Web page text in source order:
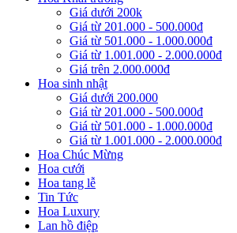
Giá dưới 200k
Giá từ 201.000 - 500.000đ
Giá từ 501.000 - 1.000.000đ
Giá từ 1.001.000 - 2.000.000đ
Giá trên 2.000.000đ
Hoa sinh nhật
Giá dưới 200.000
Giá từ 201.000 - 500.000đ
Giá từ 501.000 - 1.000.000đ
Giá từ 1.001.000 - 2.000.000đ
Hoa Chúc Mừng
Hoa cưới
Hoa tang lễ
Tin Tức
Hoa Luxury
Lan hồ điệp